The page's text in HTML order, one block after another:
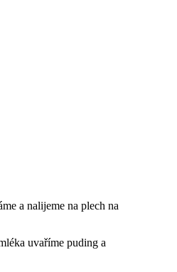
a nalijeme na plech na
uvaříme puding a